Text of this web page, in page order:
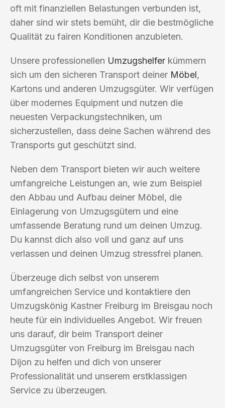
oft mit finanziellen Belastungen verbunden ist,
daher sind wir stets bemüht, dir die bestmögliche
Qualität zu fairen Konditionen anzubieten.
Unsere professionellen Umzugshelfer kümmern
sich um den sicheren Transport deiner Möbel,
Kartons und anderen Umzugsgüter. Wir verfügen
über modernes Equipment und nutzen die
neuesten Verpackungstechniken, um
sicherzustellen, dass deine Sachen während des
Transports gut geschützt sind.
Neben dem Transport bieten wir auch weitere
umfangreiche Leistungen an, wie zum Beispiel
den Abbau und Aufbau deiner Möbel, die
Einlagerung von Umzugsgütern und eine
umfassende Beratung rund um deinen Umzug.
Du kannst dich also voll und ganz auf uns
verlassen und deinen Umzug stressfrei planen.
Überzeuge dich selbst von unserem
umfangreichen Service und kontaktiere den
Umzugskönig Kastner Freiburg im Breisgau noch
heute für ein individuelles Angebot. Wir freuen
uns darauf, dir beim Transport deiner
Umzugsgüter von Freiburg im Breisgau nach
Dijon zu helfen und dich von unserer
Professionalität und unserem erstklassigen
Service zu überzeugen.